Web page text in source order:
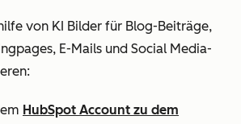
von KI Bilder für Blog-Beiträge,
E-Mails und Social Media-
HubSpot Account zu dem